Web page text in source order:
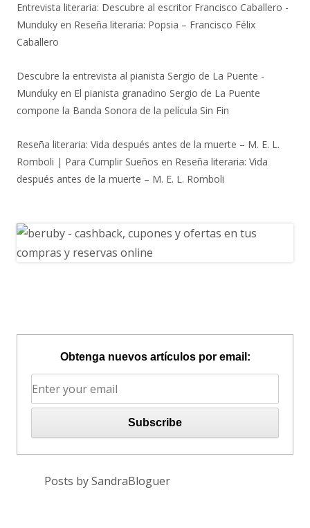
Entrevista literaria: Descubre al escritor Francisco Caballero -
Munduky en Reseña literaria: Popsia – Francisco Félix
Caballero
Descubre la entrevista al pianista Sergio de La Puente -
Munduky en El pianista granadino Sergio de La Puente
compone la Banda Sonora de la película Sin Fin
Reseña literaria: Vida después antes de la muerte – M. E. L.
Romboli | Para Cumplir Sueños en Reseña literaria: Vida
después antes de la muerte – M. E. L. Romboli
Obtenga nuevos artículos por email:
Posts by SandraBloguer